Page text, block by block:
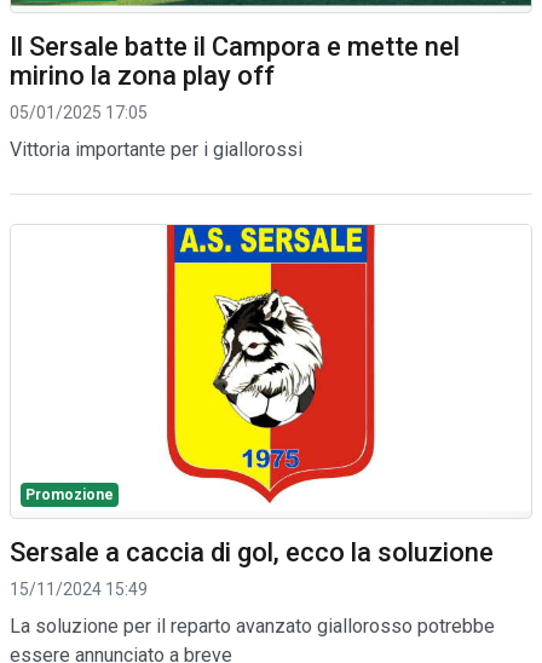
Il Sersale batte il Campora e mette nel
mirino la zona play off
05/01/2025 17:05
Vittoria importante per i giallorossi
Promozione
Sersale a caccia di gol, ecco la soluzione
15/11/2024 15:49
La soluzione per il reparto avanzato giallorosso potrebbe
essere annunciato a breve